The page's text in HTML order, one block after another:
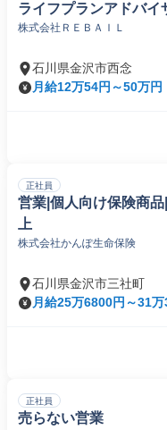
ライフプランアドバイ
株式会社ＲＥＢＡＩＬ
石川県金沢市西念
月給12万54円～50万円
正社員
営業|個人向け保険商
上
株式会社かんぽ生命保険
石川県金沢市三社町
月給25万6800円～31万
正社員
売らない営業